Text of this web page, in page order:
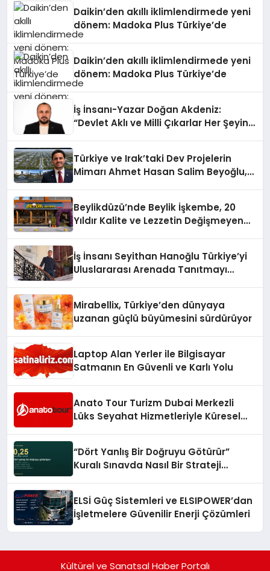
Daikin’den akıllı iklimlendirmede yeni
dönem: Madoka Plus Türkiye’de
Daikin’den akıllı iklimlendirmede yeni
dönem: Madoka Plus Türkiye’de
İş İnsanı-Yazar Doğan Akdeniz:
“Devlet Aklı ve Milli Çıkarlar Her Şeyin
Türkiye ve Irak’taki Dev Projelerin
Mimarı Ahmet Hasan Salim Beyoğlu,
Hayata Geçirecek
Beylikdüzü’nde Beylik İşkembe, 20
Yıldır Kalite ve Lezzetin Değişmeyen
İş İnsanı Seyithan Hanoğlu Türkiye’yi
Uluslararası Arenada Tanıtmayı
Mirabellix, Türkiye’den dünyaya
uzanan güçlü büyümesini sürdürüyor
Laptop Alan Yerler ile Bilgisayar
Satmanın En Güvenli ve Karlı Yolu
Anato Tour Turizm Dubai Merkezli
Lüks Seyahat Hizmetleriyle Küresel
“Dört Yanlış Bir Doğruyu Götürür”
Kuralı Sınavda Nasıl Bir Strateji
ELSİ Güç Sistemleri ve ELSIPOWER’dan
İşletmelere Güvenilir Enerji Çözümleri
Kültürel ve Sanatsal Haber Portalı